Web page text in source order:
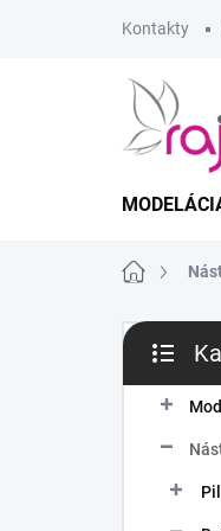
Kontakty
Domov
B
č